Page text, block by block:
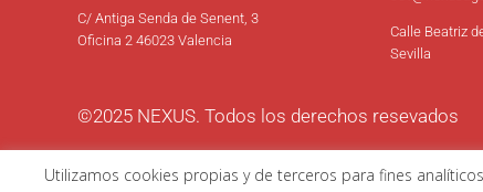
C/ Antiga Senda de Senent, 3
Oficina 2 46023 Valencia
Calle Beatriz
Sevilla
©2025 NEXUS. Todos los derechos resevados
AVISO LEGAL|POLÍTICA DE PRIVACIDAD | POLÍTICA
Utilizamos cookies propias y de terceros para fines